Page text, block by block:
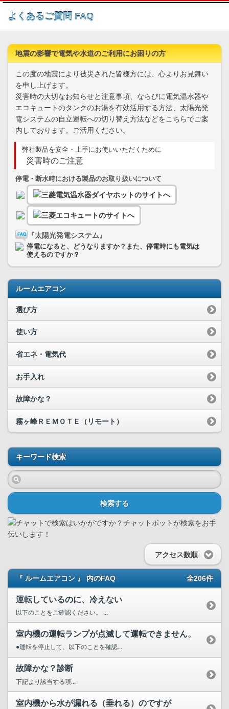
このページの本文へ
よくあるご質問 FAQ
地震の影響で電気や水道のご利用にお困りの方
この度の地震により被災された皆様方には、心よりお見舞い
を申し上げます。
災害時の大切なお知らせと注意事項、ならびに電気温水器や
エコキュートのタンクのお湯を有効活用する方法、太陽光発
電システムの自立運転への切り替え方法などをこちらでご案
内しております。ご活用ください。
弊社製品を安全・上手にお使いいただくために
災害時のご注意
停電・断水時における製品のお取り扱いについて
『太陽光発電システム』
停電になると、どうなりますか？また、停電時にも電気は
使えるのですか？
ルームエアコン
選び方
使い方
省エネ・電気代
お手入れ
故障かな？
霧ヶ峰ＲＥＭＯＴＥ（リモート）
キーワード検索
検索する
アクセス数順
『 ルームエアコン 』 内のFAQ 全206件
運転しているのに、冷えない
以下のことをご確認ください。 ...
室内機の運転ランプが点滅して運転できません。
●運転を停止して、以下のことを確認...
故障かな？診断
下記より該当する項...
室内機から水が漏れる（垂れる）のですが